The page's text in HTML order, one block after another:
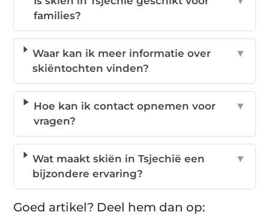
families?
Waar kan ik meer informatie over
skiëntochten vinden?
▼
Hoe kan ik contact opnemen voor
vragen?
▼
Wat maakt skiën in Tsjechië een
bijzondere ervaring?
▼
Goed artikel? Deel hem dan op: